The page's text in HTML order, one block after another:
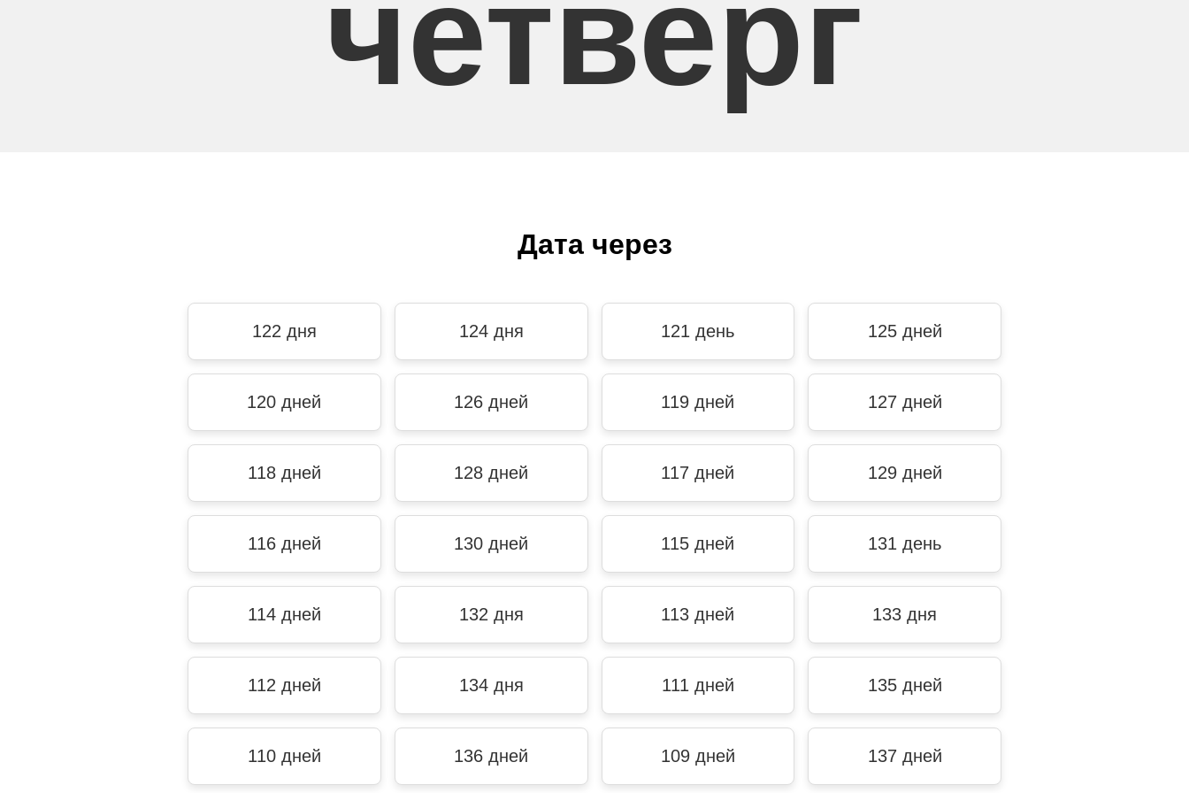
четверг
Дата через
122 дня 124 дня 121 день 125 дней
120 дней 126 дней 119 дней 127 дней
118 дней 128 дней 117 дней 129 дней
116 дней 130 дней 115 дней 131 день
114 дней 132 дня 113 дней 133 дня
112 дней 134 дня 111 дней 135 дней
110 дней 136 дней 109 дней 137 дней